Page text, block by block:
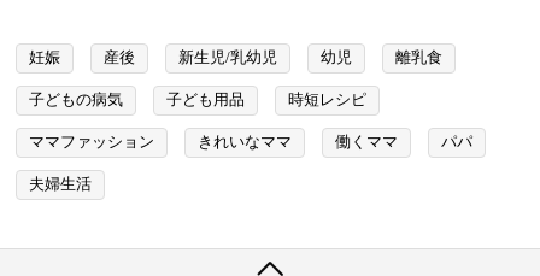
妊娠 産後 新生児/乳幼児 幼児 離乳食
子どもの病気 子ども用品 時短レシピ
ママファッション きれいなママ 働くママ パパ
夫婦生活